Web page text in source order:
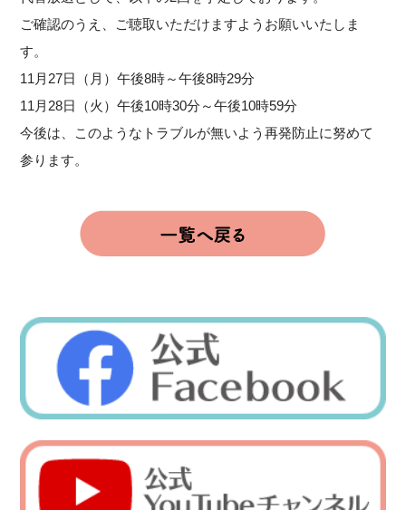
ご確認のうえ、ご聴取いただけますようお願いいたしま
す。
11月27日（月）午後8時～午後8時29分
11月28日（火）午後10時30分～午後10時59分
今後は、このようなトラブルが無いよう再発防止に努めて
参ります。